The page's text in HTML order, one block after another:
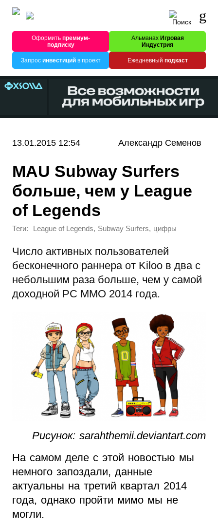
Оформитьпремиум-
подписку
Альманах Игровая
Индустрия
Запрос инвестицийв проект Ежедневный подкаст
13.01.2015 12:54 Александр Семенов
MAU Subway Surfers
больше, чем у League
of Legends
Теги: League of Legends, Subway Surfers, цифры
Число активных пользователей
бесконечного раннера от Kiloo в два с
небольшим раза больше, чем у самой
доходной PC MMO 2014 года.
Рисунок: sarahthemii.deviantart.com
На самом деле с этой новостью мы
немного запоздали, данные
актуальны на третий квартал 2014
года, однако пройти мимо мы не
могли.